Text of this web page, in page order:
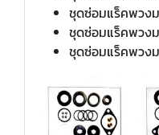
ชุดซ่อมแร็คพวง
ชุดซ่อมแร็คพวง
ชุดซ่อมแร็คพวง